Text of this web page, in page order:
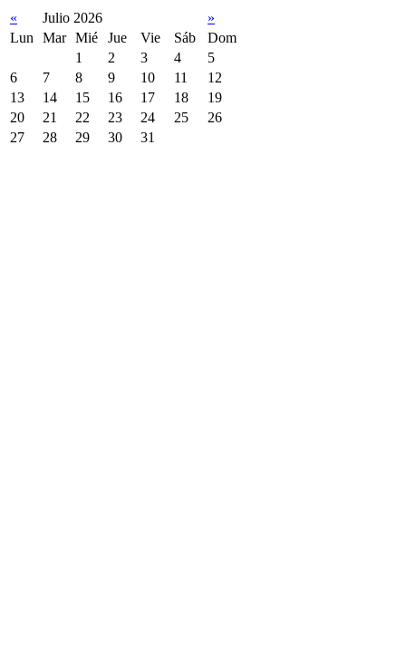
« Julio 2026
»
Lun
Mar Mié Jue Vie Sáb
Dom
1
2 3 4
5
6
7 8 9 10 11
12
13
14 15 16 17 18
19
20
21 22 23 24 25
26
27
28 29 30 31